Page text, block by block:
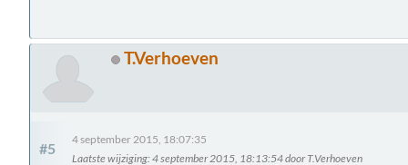
T.Verhoeven
#5
4 september 2015, 18:07:35
Laatste wijziging: 4 september 2015, 18:13:54 door T.Verhoeven